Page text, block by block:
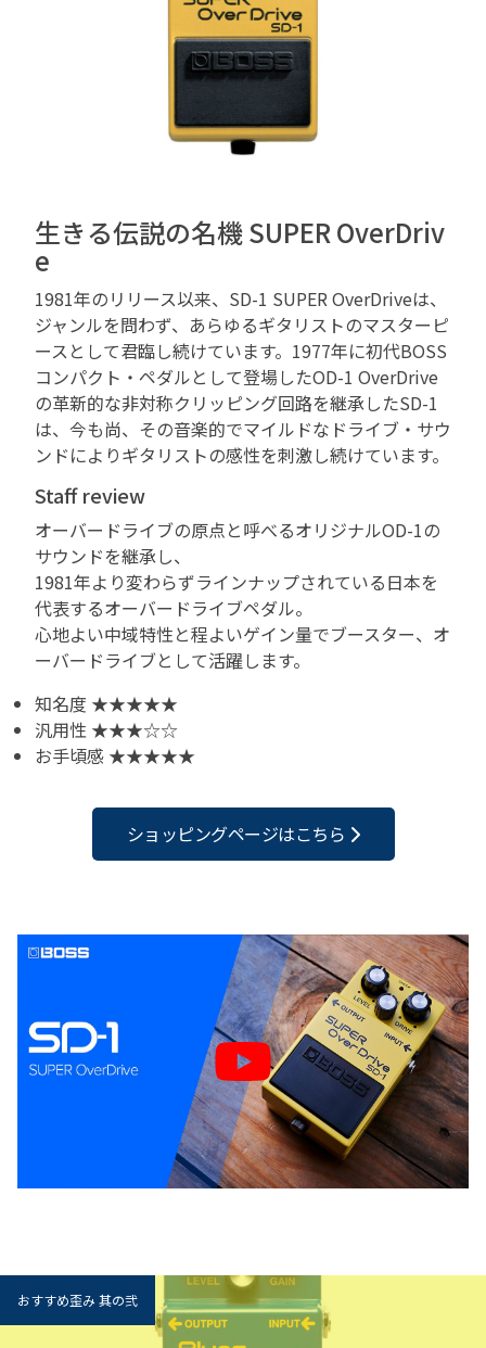
生きる伝説の名機 SUPER OverDriv
e
1981年のリリース以来、SD-1 SUPER OverDriveは、
ジャンルを問わず、あらゆるギタリストのマスターピ
ースとして君臨し続けています。1977年に初代BOSS
コンパクト・ペダルとして登場したOD-1 OverDrive
の革新的な非対称クリッピング回路を継承したSD-1
は、今も尚、その音楽的でマイルドなドライブ・サウ
ンドによりギタリストの感性を刺激し続けています。
Staff review
オーバードライブの原点と呼べるオリジナルOD-1の
サウンドを継承し、
1981年より変わらずラインナップされている日本を
代表するオーバードライブペダル。
心地よい中域特性と程よいゲイン量でブースター、オ
ーバードライブとして活躍します。
知名度 ★★★★★
汎用性 ★★★☆☆
お手頃感 ★★★★★
ショッピングページはこちら
おすすめ歪み 其の弐